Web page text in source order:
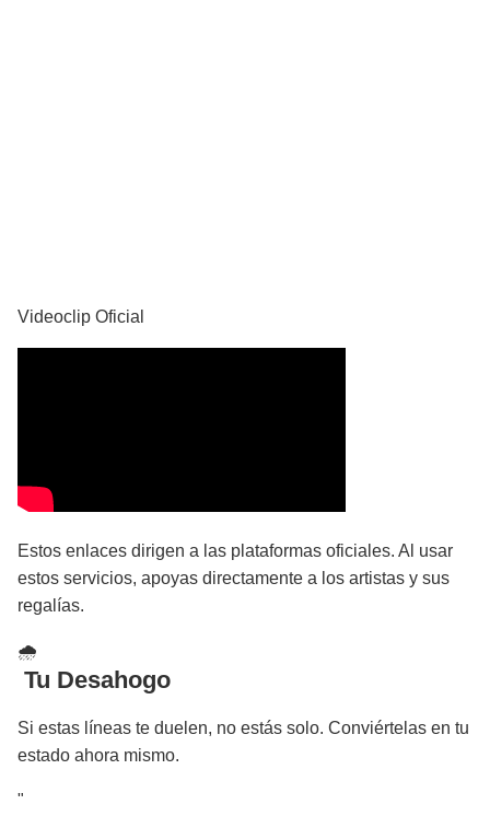
Videoclip Oficial
Estos enlaces dirigen a las plataformas oficiales. Al usar
estos servicios, apoyas directamente a los artistas y sus
regalías.
🌧
️ Tu Desahogo
Si estas líneas te duelen, no estás solo. Conviértelas en tu
estado ahora mismo.
"